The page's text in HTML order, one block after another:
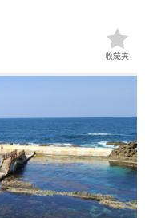
收藏夹